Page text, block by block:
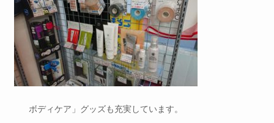
ボディケア」グッズも充実しています。